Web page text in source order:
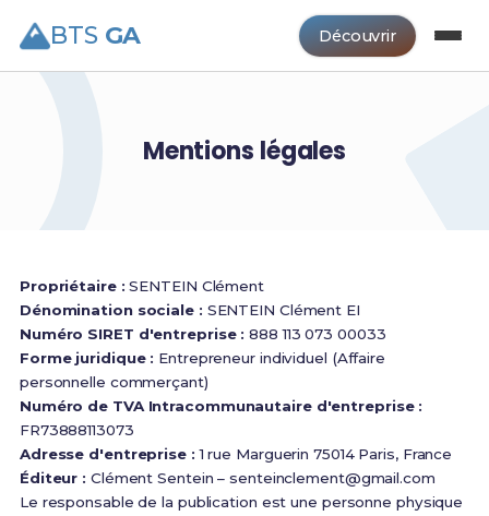
BTS GA Découvrir
Mentions légales
Propriétaire :SENTEIN Clément
Dénomination sociale : SENTEIN Clément EI
Numéro SIRET d'entreprise :888 113 073 00033
Forme juridique : Entrepreneur individuel (Affaire
personnelle commerçant)
Numéro de TVA Intracommunautaire d'entreprise :
FR73888113073
Adresse d'entreprise :1 rue Marguerin 75014 Paris, France
Éditeur : Clément Sentein –senteinclement@gmail.com
Le responsable de la publication est une personne physique